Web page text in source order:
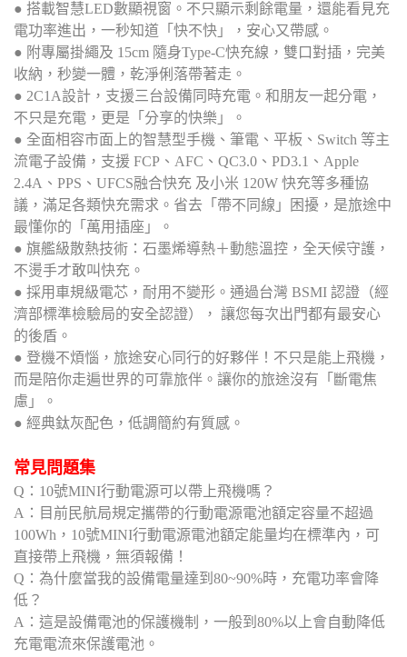
● 搭載智慧LED數顯視窗。不只顯示剩餘電量，還能看見充
電功率進出，一秒知道「快不快」，安心又帶感。
● 附專屬掛繩及 15cm 隨身Type-C快充線，雙口對插，完美
收納，秒變一體，乾淨俐落帶著走。
● 2C1A設計，支援三台設備同時充電。和朋友一起分電，
不只是充電，更是「分享的快樂」。
● 全面相容市面上的智慧型手機、筆電、平板、Switch 等主
流電子設備，支援 FCP、AFC、QC3.0、PD3.1、Apple
2.4A、PPS、UFCS融合快充 及小米 120W 快充等多種協
議，滿足各類快充需求。省去「帶不同線」困擾，是旅途中
最懂你的「萬用插座」。
● 旗艦級散熱技術：石墨烯導熱＋動態溫控，全天候守護，
不燙手才敢叫快充。
● 採用車規級電芯，耐用不變形。通過台灣 BSMI 認證（經
濟部標準檢驗局的安全認證）， 讓您每次出門都有最安心
的後盾。
● 登機不煩惱，旅途安心同行的好夥伴！不只是能上飛機，
而是陪你走遍世界的可靠旅伴。讓你的旅途沒有「斷電焦
慮」。
● 經典鈦灰配色，低調簡約有質感。
常見問題集
Q：10號MINI行動電源可以帶上飛機嗎？
A：目前民航局規定攜帶的行動電源電池額定容量不超過
100Wh，10號MINI行動電源電池額定能量均在標準內，可
直接帶上飛機，無須報備！
Q：為什麼當我的設備電量達到80~90%時，充電功率會降
低？
A：這是設備電池的保護機制，一般到80%以上會自動降低
充電電流來保護電池。